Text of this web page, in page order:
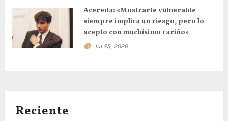
Acereda: «Mostrarte vulnerable
siempre implica un riesgo, pero lo
acepto con muchísimo cariño»
Jul 25, 2026
Reciente